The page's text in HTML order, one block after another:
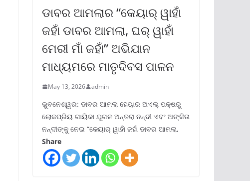
ଡାବର ଆମଲାର “କେୟାର୍ ୱାହାଁ
ଜହାଁ ଡାବର ଆମଲା, ଘର୍ ୱାହାଁ
ମେରୀ ମାଁ ଜହାଁ” ଅଭିଯାନ
ମାଧ୍ୟମରେ ମାତୃଦିବସ ପାଳନ
May 13, 2026 admin
ଭୁବନେଶ୍ୱର: ଡାବର ଆମଲା ହେୟାର ଅଏଲ୍ ପକ୍ଷରୁ
ଲୋକପ୍ରିୟ ଗାୟିକା ଯୁଗଳ ଅନ୍ତରା ନନ୍ଦୀ ଏବଂ ଅଙ୍କିତା
ନନ୍ଦୀଙ୍କୁ ନେଇ “କେୟାର୍ ୱାହାଁ ଜହାଁ ଡାବର ଆମଲା,
Share